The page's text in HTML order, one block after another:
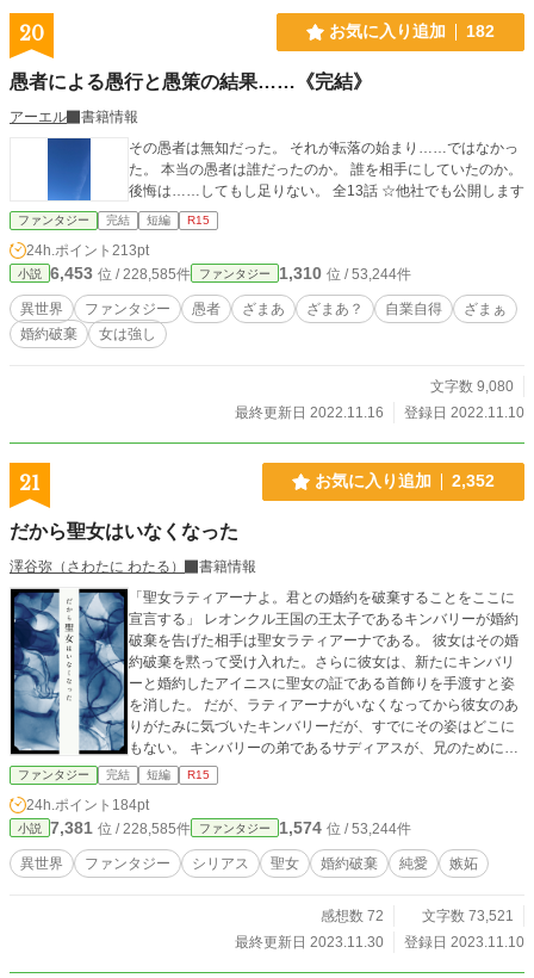
20 お気に入り追加 182
愚者による愚行と愚策の結果……《完結》
アーエル
書籍情報
その愚者は無知だった。 それが転落の始まり……ではなかっ
た。 本当の愚者は誰だったのか。 誰を相手にしていたのか。
後悔は……してもし足りない。 全13話 ‪☆他社でも公開します
ファンタジー 完結 短編 R15
24h.ポイント 213pt
小説 6,453 位 / 228,585件 ファンタジー 1,310 位 / 53,244件
異世界 ファンタジー 愚者 ざまあ ざまあ？ 自業自得
ざまぁ
婚約破棄
女は強し
文字数 9,080
最終更新日 2022.11.16
登録日 2022.11.10
21 お気に入り追加 2,352
だから聖女はいなくなった
澤谷弥（さわたに わたる）
書籍情報
「聖女ラティアーナよ。君との婚約を破棄することをここに
宣言する」 レオンクル王国の王太子であるキンバリーが婚約
破棄を告げた相手は聖女ラティアーナである。 彼女はその婚
約破棄を黙って受け入れた。さらに彼女は、新たにキンバリ
ーと婚約したアイニスに聖女の証である首飾りを手渡すと姿
を消した。 だが、ラティアーナがいなくなってから彼女のあ
りがたみに気づいたキンバリーだが、すでにその姿はどこに
もない。 キンバリーの弟であるサディアスが、兄のためにも
ラティアーナを探し始める。だが、彼女を探していくうち
に、なぜ彼女がキンバリーとの婚約破棄を受け入れ、聖女と
いう地位を退いたのかの理由を知る――。 ※7万字程度の中
編です。
ファンタジー 完結 短編 R15
24h.ポイント 184pt
小説 7,381 位 / 228,585件 ファンタジー 1,574 位 / 53,244件
異世界 ファンタジー シリアス 聖女 婚約破棄 純愛 嫉妬
感想数 72
文字数 73,521
最終更新日 2023.11.30
登録日 2023.11.10